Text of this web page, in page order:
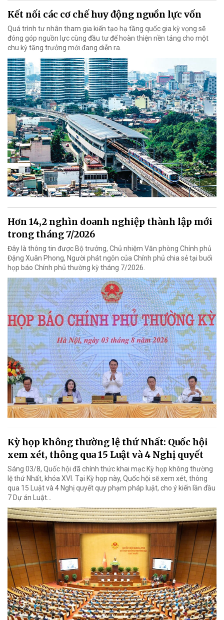
Kết nối các cơ chế huy động nguồn lực vốn
Quá trình tư nhân tham gia kiến tạo hạ tầng quốc gia kỳ vọng sẽ
đóng góp nguồn lực cùng đầu tư để hoàn thiện nền tảng cho một
chu kỳ tăng trưởng mới đang diễn ra.
Hơn 14,2 nghìn doanh nghiệp thành lập mới
trong tháng 7/2026
Đây là thông tin được Bộ trưởng, Chủ nhiệm Văn phòng Chính phủ
Đặng Xuân Phong, Người phát ngôn của Chính phủ chia sẻ tại buổi
họp báo Chính phủ thường kỳ tháng 7/2026.
Kỳ họp không thường lệ thứ Nhất: Quốc hội
xem xét, thông qua 15 Luật và 4 Nghị quyết
Sáng 03/8, Quốc hội đã chính thức khai mạc Kỳ họp không thường
lệ thứ Nhất, khóa XVI. Tại Kỳ họp này, Quốc hội sẽ xem xét, thông
qua 15 Luật và 4 Nghị quyết quy phạm pháp luật, cho ý kiến lần đầu
7 Dự án Luật…